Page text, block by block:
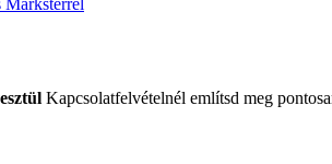
Kapcsolatfelvételnél említsd meg